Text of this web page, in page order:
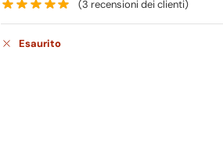
(3 recensioni dei clienti)
Esaurito